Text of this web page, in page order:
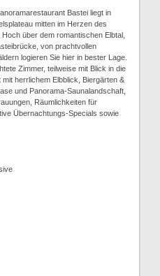
Bastei liegt in
mitten im Herzen des
über dem romantischen Elbtal,
von prachtvollen
logieren Sie hier in bester Lage.
Zimmer, teilweise mit Blick in die
herrlichem Elbblick, Biergärten &
und Panorama-Saunalandschaft,
Räumlichkeiten für
Übernachtungs-Specials sowie